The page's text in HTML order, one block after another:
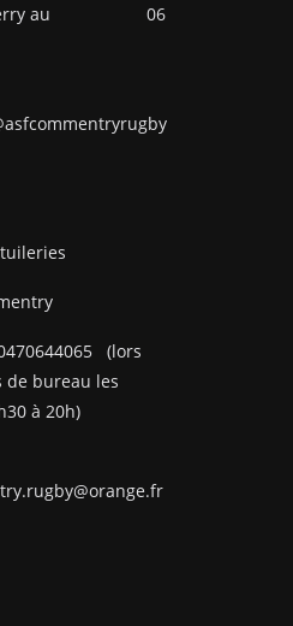
au 06
(lors
de bureau les
à 20h)